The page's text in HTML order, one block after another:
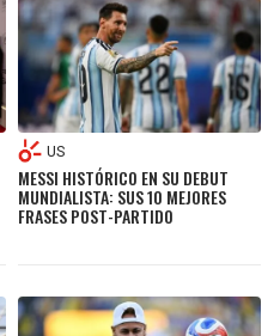
US
MESSI HISTÓRICO EN SU DEBUT
MUNDIALISTA: SUS 10 MEJORES
FRASES POST-PARTIDO